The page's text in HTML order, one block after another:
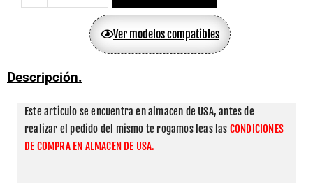
Ver modelos compatibles
Descripción.
Este articulo se encuentra en almacen de USA, antes de
realizar el pedido del mismo te rogamos leas las CONDICIONES
DE COMPRA EN ALMACEN DE USA.